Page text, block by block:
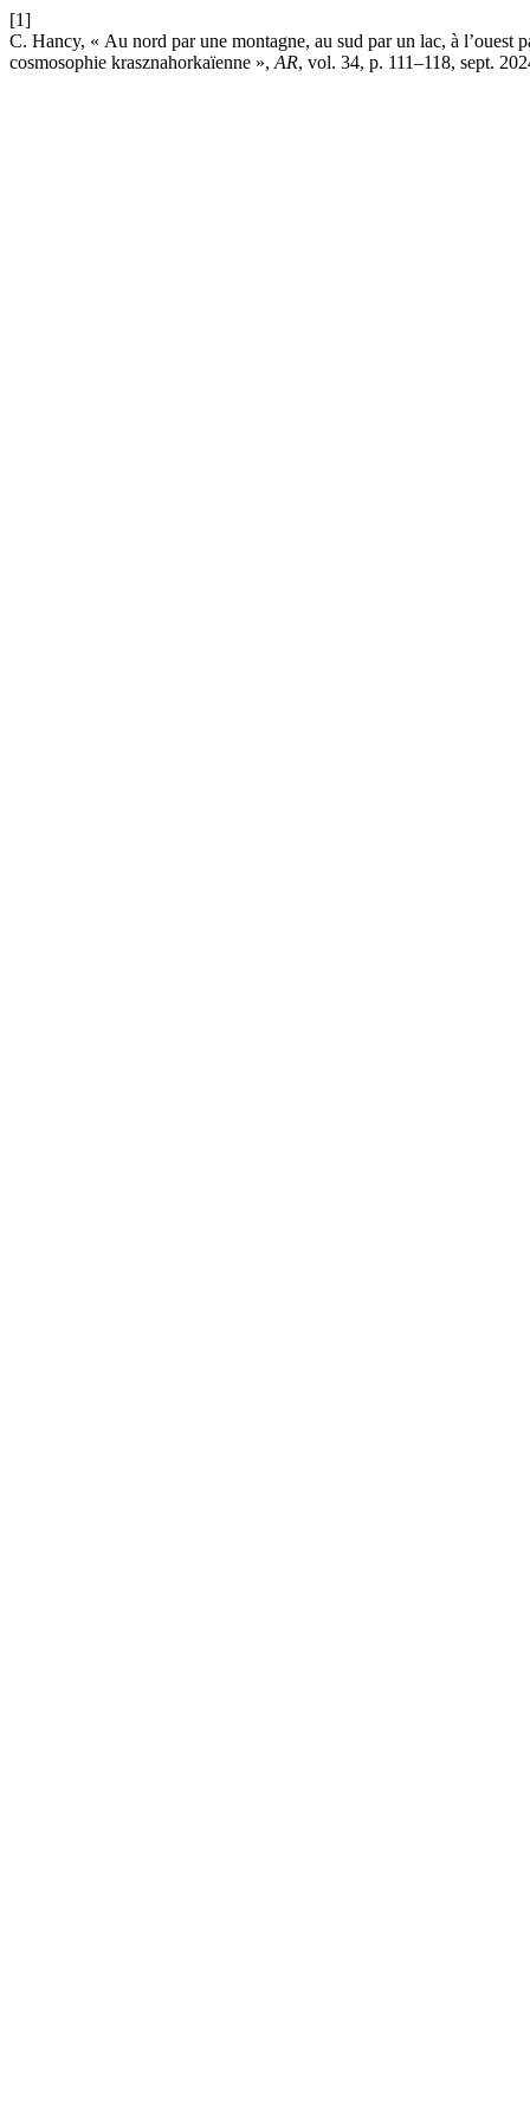
[1]
C. Hancy, « Au nord par une montagne, au sud par un lac, à l’ouest
cosmosophie krasznahorkaïenne », AR, vol. 34, p. 111–118, sept.